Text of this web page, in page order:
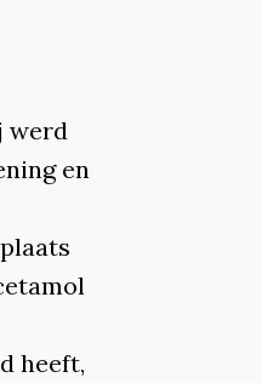
werd
en
heeft,